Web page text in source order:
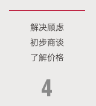
解决顾虑
初步商谈
了解价格
4